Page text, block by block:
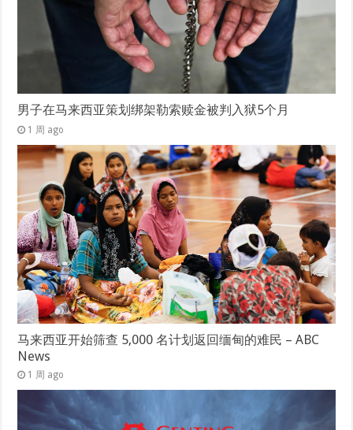
男子在马来西亚策划绑架勒索赎金被判入狱5个月
1 周 ago
马来西亚开始筛查 5,000 名计划返回缅甸的难民 – ABC
News
1 周 ago